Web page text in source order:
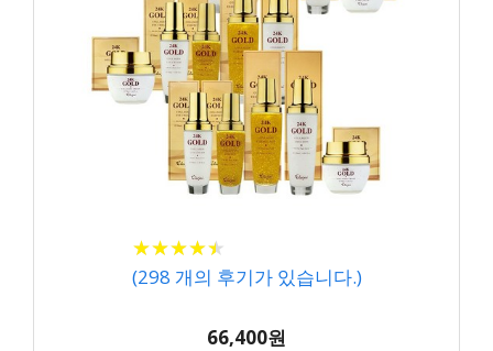
★★★★★
★★★★★
(298 개의 후기가 있습니다.)
66,400원